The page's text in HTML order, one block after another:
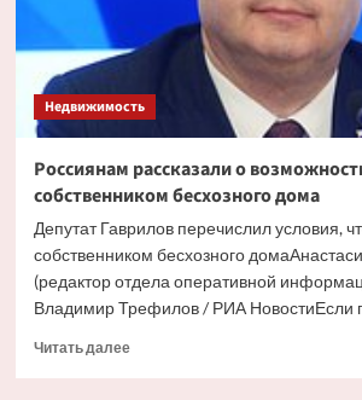
Недвижимость
Россиянам рассказали о
собственником бесхозного дома
Депутат Гаврилов перечислил условия,
собственником бесхозного
(редактор отдела оперативной
Владимир Трефилов / РИА НовостиЕсли
Читать далееПрочитать